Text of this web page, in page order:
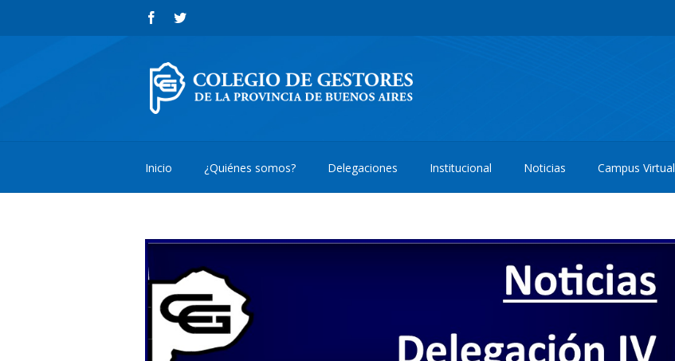
Inicio ¿Quiénes somos? Delegaciones Institucional Noticias Campus Virtual